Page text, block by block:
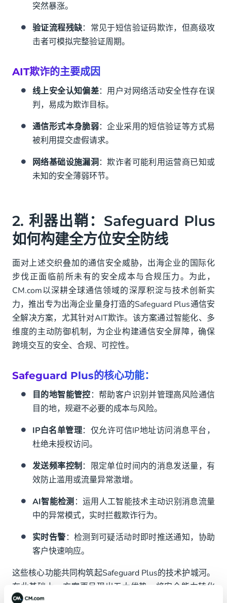
突然暴涨。
验证流程残缺：常见于短信验证码欺诈，但高级攻
击者可模拟完整验证周期。
AIT欺诈的主要成因
线上安全认知偏差：用户对网络活动安全性存在误
判，易成为欺诈目标。
通信形式本身脆弱：企业采用的短信验证等方式易
被利用提交虚假请求。
网络基础设施漏洞 ：欺诈者可能利用运营商已知或
未知的安全薄弱环节。
2. 利器出鞘：Safeguard Plus
如何构建全方位安全防线
面对上述交织叠加的通信安全威胁，出海企业的国际化
步伐正面临前所未有的安全成本与合规压力。为此，
CM.com以深耕全球通信领域的深厚积淀与技术创新实
力，推出专为出海企业量身打造的Safeguard Plus通信安
全解决方案，尤其针对AIT欺诈。该方案通过智能化、多
维度的主动防御机制，为企业构建通信安全屏障，确保
跨境交互的安全、合规、可控性。
Safeguard Plus的核心功能：
目的地智能管控：帮助客户识别并管理高风险通信
目的地，规避不必要的成本与风险。
IP白名单管理：仅允许可信IP地址访问消息平台，
杜绝未授权访问。
发送频率控制 ：限定单位时间内的消息发送量，有
效防止滥用或流量异常激增。
AI智能检测 ：运用人工智能技术主动识别消息流量
中的异常模式，实时拦截欺诈行为。
实时告警：检测到可疑活动时即时推送通知，协助
客户快速响应。
这些核心功能共同构筑起Safeguard Plus的技术护城河。
在此基础上，方案更呈现出五大优势，将安全能力转化
为可量化的业务价值，助力企业在激烈的市场竞争中行